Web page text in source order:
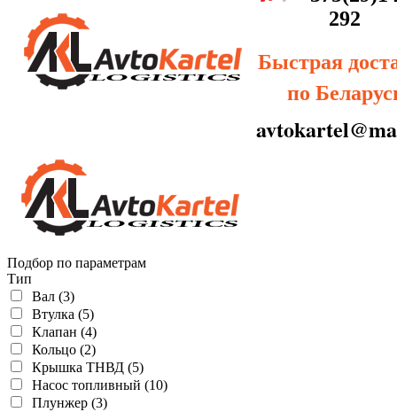
292
Быстрая
по
Подбор по параметрам
Тип
Вал (3)
Втулка (5)
Клапан (4)
Кольцо (2)
Крышка ТНВД (5)
Насос топливный (10)
Плунжер (3)